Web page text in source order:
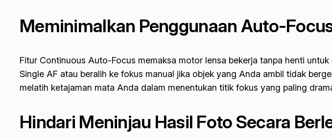
Meminimalkan Penggunaan Auto-
Fitur Continuous Auto-Focus memaksa motor lensa bekerja tanpa henti
Single AF atau beralih ke fokus manual jika objek yang Anda ambil tidak
melatih ketajaman mata Anda dalam menentukan titik fokus yang paling
Hindari Meninjau Hasil Foto Secara